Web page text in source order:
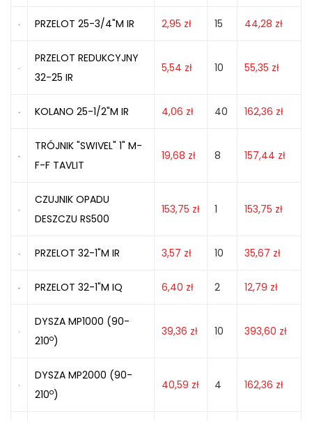
PRZELOT 25-3/4"M IR 2,95 zł 15 44,28 zł
PRZELOT REDUKCYJNY
32-25 IR
5,54 zł 10 55,35 zł
KOLANO 25-1/2"M IR 4,06 zł 40 162,36 zł
TRÓJNIK "SWIVEL" 1" M-
F-F TAVLIT
19,68 zł 8 157,44 zł
CZUJNIK OPADU
DESZCZU RS500
153,75 zł 1 153,75 zł
PRZELOT 32-1"M IR 3,57 zł 10 35,67 zł
PRZELOT 32-1"M IQ 6,40 zł 2 12,79 zł
DYSZA MP1000 (90-
210o)
39,36 zł 10 393,60 zł
DYSZA MP2000 (90-
210o)
40,59 zł 4 162,36 zł